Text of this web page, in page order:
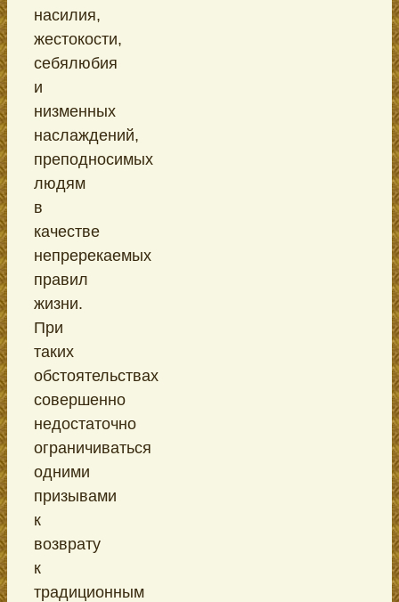
насилия,
жестокости,
себялюбия
и
низменных
наслаждений,
преподносимых
людям
в
качестве
непререкаемых
правил
жизни.
При
таких
обстоятельствах
совершенно
недостаточно
ограничиваться
одними
призывами
к
возврату
к
традиционным